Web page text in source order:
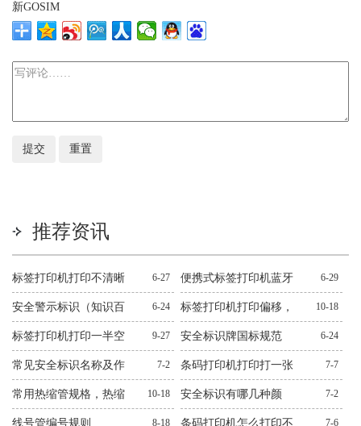
新GOSIM
推荐资讯
标签打印机打印不清晰
怎么处理？十二种常见
问题解决方法
6-27 便携式标签打印机蓝牙
连不上解决方法
6-29
安全警示标识（知识百
科）
6-24 标签打印机打印偏移，
错位，跳纸解决方法
10-18
标签打印机打印一半空
白解决方法
9-27 安全标识牌国标规范 6-24
常见安全标识名称及作
用图文
7-2 条码打印机打印打一张
空一张解决方法
7-7
常用热缩管规格，热缩
管规格大全
10-18 安全标识有哪几种颜
色？有什么作用？
7-2
线号管编号规则 8-18 条码打印机怎么打印不 7-6